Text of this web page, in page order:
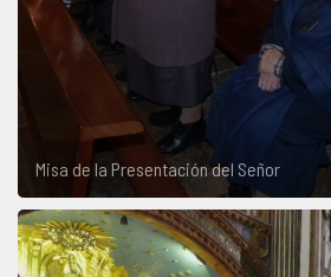
Misa de la Presentación del Señor